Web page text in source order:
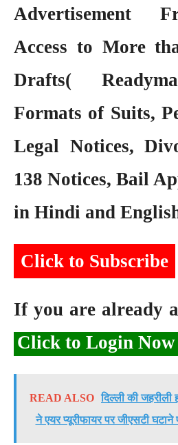
Advertisement
Access to More
Drafts(
Formats of Suits,
Legal Notices,
138 Notices, Bail
in Hindi and
Click to Subscribe
If you are already
Click to Login Now
READ ALSO दिल्ली की जहरीली
ने एयर प्यूरीफायर पर जीएसटी घटाने